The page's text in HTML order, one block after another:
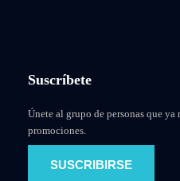
Suscríbete
Únete al grupo de personas que
promociones.
SUSCRIBIRSE